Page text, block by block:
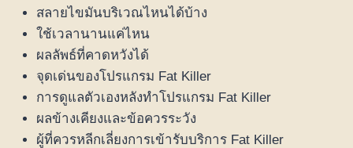
สลายไขมันบริเวณไหนได้บ้าง
ใช้เวลานานแค่ไหน
ผลลัพธ์ที่คาดหวังได้
จุดเด่นของโปรแกรม Fat Killer
การดูแลตัวเองหลังทำโปรแกรม Fat Killer
ผลข้างเคียงและข้อควรระวัง
ผู้ที่ควรหลีกเลี่ยงการเข้ารับบริการ Fat Killer